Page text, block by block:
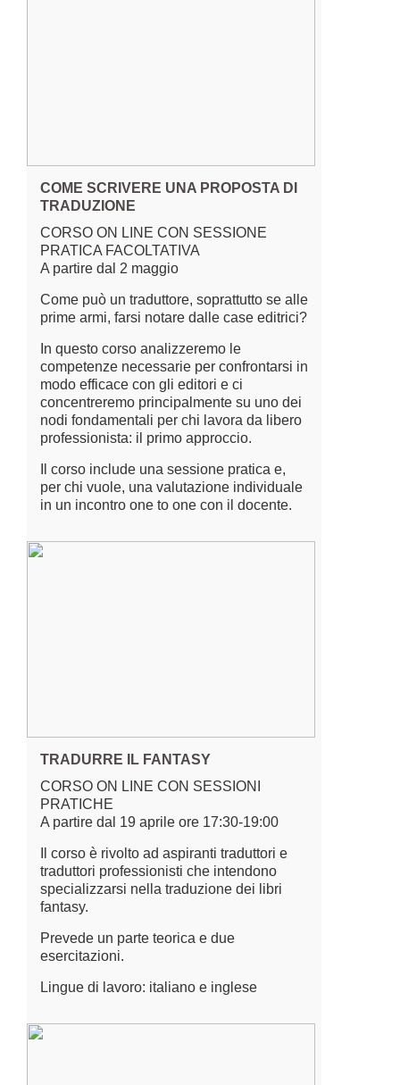
COME SCRIVERE UNA PROPOSTA DI
TRADUZIONE
CORSO ON LINE CON SESSIONE
PRATICA FACOLTATIVA
A partire dal 2 maggio
Come può un traduttore, soprattutto se alle
prime armi, farsi notare dalle case editrici?
In questo corso analizzeremo le
competenze necessarie per confrontarsi in
modo efficace con gli editori e ci
concentreremo principalmente su uno dei
nodi fondamentali per chi lavora da libero
professionista: il primo approccio.
Il corso include una sessione pratica e,
per chi vuole, una valutazione individuale
in un incontro one to one con il docente.
TRADURRE IL FANTASY
CORSO ON LINE CON SESSIONI
PRATICHE
A partire dal 19 aprile ore 17:30-19:00
Il corso è rivolto ad aspiranti traduttori e
traduttori professionisti che intendono
specializzarsi nella traduzione dei libri
fantasy.
Prevede un parte teorica e due
esercitazioni.
Lingue di lavoro: italiano e inglese